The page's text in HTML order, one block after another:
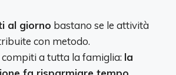
al giorno bastano se le attività
con metodo.
compiti a tutta la famiglia: la